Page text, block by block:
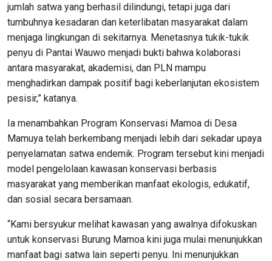
jumlah satwa yang berhasil dilindungi, tetapi juga dari
tumbuhnya kesadaran dan keterlibatan masyarakat dalam
menjaga lingkungan di sekitarnya. Menetasnya tukik-tukik
penyu di Pantai Wauwo menjadi bukti bahwa kolaborasi
antara masyarakat, akademisi, dan PLN mampu
menghadirkan dampak positif bagi keberlanjutan ekosistem
pesisir,” katanya.
Ia menambahkan Program Konservasi Mamoa di Desa
Mamuya telah berkembang menjadi lebih dari sekadar upaya
penyelamatan satwa endemik. Program tersebut kini menjadi
model pengelolaan kawasan konservasi berbasis
masyarakat yang memberikan manfaat ekologis, edukatif,
dan sosial secara bersamaan.
“Kami bersyukur melihat kawasan yang awalnya difokuskan
untuk konservasi Burung Mamoa kini juga mulai menunjukkan
manfaat bagi satwa lain seperti penyu. Ini menunjukkan